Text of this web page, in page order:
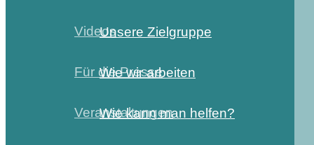
Videos
Für die Presse
Veranstaltungen
Unsere Zielgruppe
Wie wir arbeiten
Wie kann man helfen?